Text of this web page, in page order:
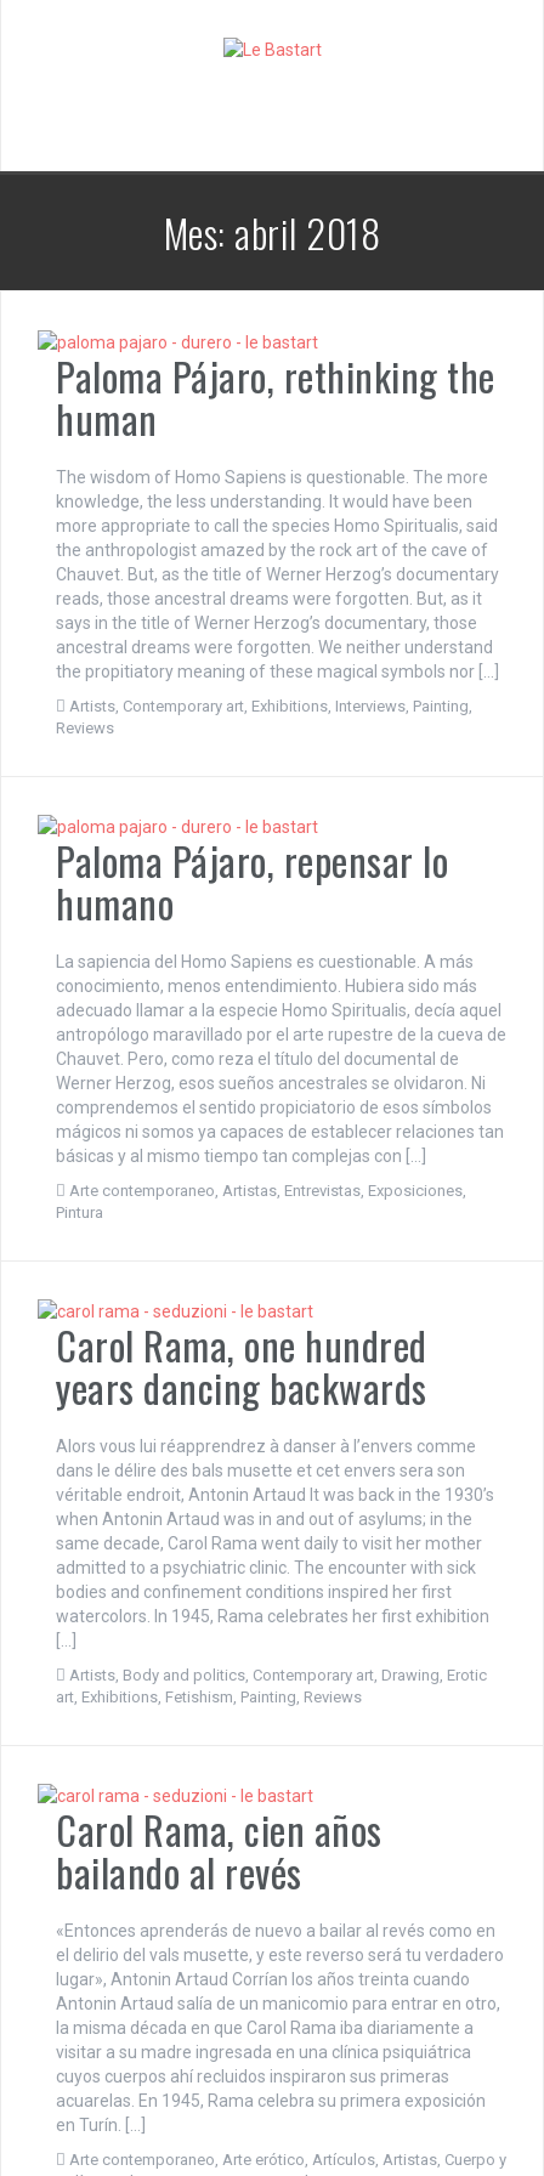
Mes: abril 2018
Paloma Pájaro, rethinking the
human
The wisdom of Homo Sapiens is questionable. The more
knowledge, the less understanding. It would have been
more appropriate to call the species Homo Spiritualis, said
the anthropologist amazed by the rock art of the cave of
Chauvet. But, as the title of Werner Herzog’s documentary
reads, those ancestral dreams were forgotten. But, as it
says in the title of Werner Herzog’s documentary, those
ancestral dreams were forgotten. We neither understand
the propitiatory meaning of these magical symbols nor […]
Artists Contemporary art Exhibitions Interviews Painting
Reviews
Paloma Pájaro, repensar lo
humano
La sapiencia del Homo Sapiens es cuestionable. A más
conocimiento, menos entendimiento. Hubiera sido más
adecuado llamar a la especie Homo Spiritualis, decía aquel
antropólogo maravillado por el arte rupestre de la cueva de
Chauvet. Pero, como reza el título del documental de
Werner Herzog, esos sueños ancestrales se olvidaron. Ni
comprendemos el sentido propiciatorio de esos símbolos
mágicos ni somos ya capaces de establecer relaciones tan
básicas y al mismo tiempo tan complejas con […]
Arte contemporaneo Artistas Entrevistas Exposiciones
Pintura
Carol Rama, one hundred
years dancing backwards
Alors vous lui réapprendrez à danser à l’envers comme
dans le délire des bals musette et cet envers sera son
véritable endroit, Antonin Artaud It was back in the 1930’s
when Antonin Artaud was in and out of asylums; in the
same decade, Carol Rama went daily to visit her mother
admitted to a psychiatric clinic. The encounter with sick
bodies and confinement conditions inspired her first
watercolors. In 1945, Rama celebrates her first exhibition
Artists, Body and politics, Contemporary art, Drawing, Erotic
art, Exhibitions, Fetishism, Painting, Reviews
Carol Rama, cien años
bailando al revés
«Entonces aprenderás de nuevo a bailar al revés como en
el delirio del vals musette, y este reverso será tu verdadero
lugar», Antonin Artaud Corrían los años treinta cuando
Antonin Artaud salía de un manicomio para entrar en otro,
la misma década en que Carol Rama iba diariamente a
visitar a su madre ingresada en una clínica psiquiátrica
cuyos cuerpos ahí recluidos inspiraron sus primeras
acuarelas. En 1945, Rama celebra su primera exposición
en Turín. […]
Arte contemporaneo, Arte erótico, Artículos, Artistas, Cuerpo y